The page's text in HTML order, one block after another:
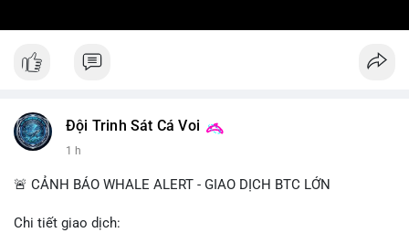
Đội Trinh Sát Cá Voi
1 h
🚨 CẢNH BÁO WHALE ALERT - GIAO DỊCH BTC LỚN
Chi tiết giao dịch: